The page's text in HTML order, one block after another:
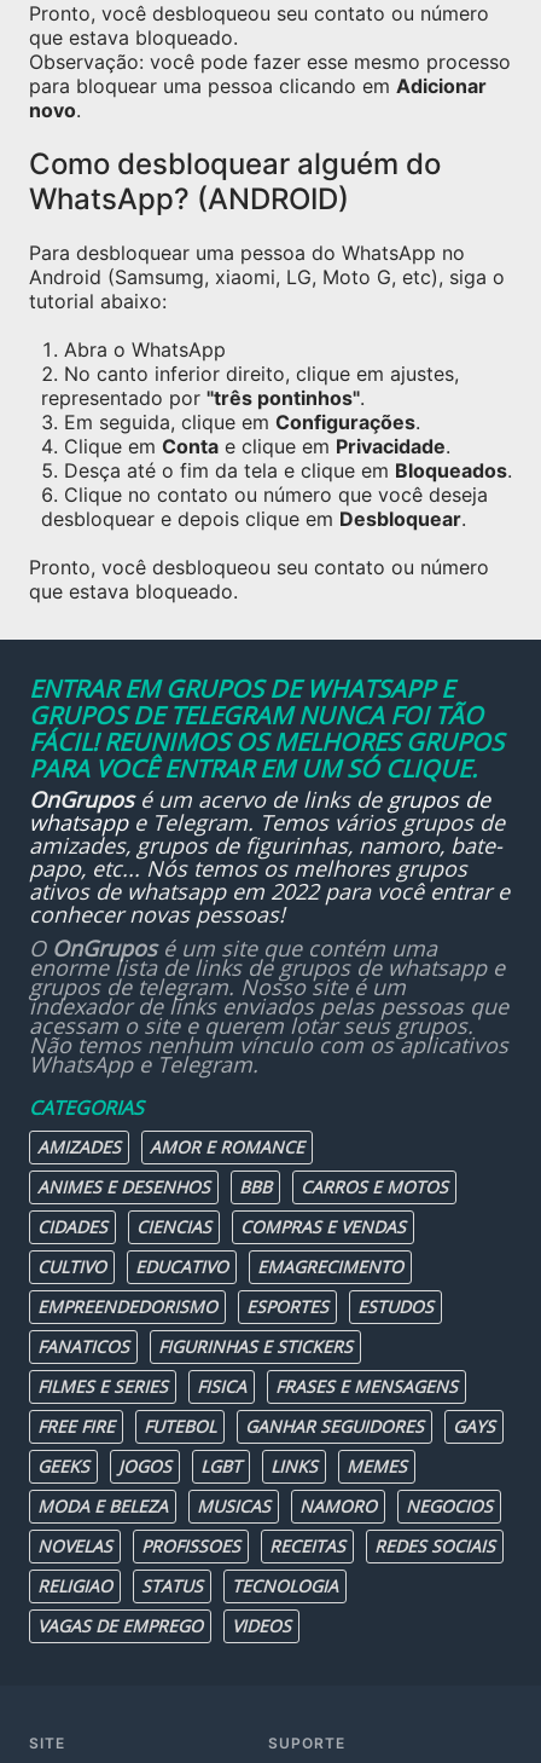
Pronto, você desbloqueou seu contato ou número
que estava bloqueado.
Observação: você pode fazer esse mesmo processo
para bloquear uma pessoa clicando em Adicionar
novo.
Como desbloquear alguém do
WhatsApp? (ANDROID)
Para desbloquear uma pessoa do WhatsApp no
Android (Samsumg, xiaomi, LG, Moto G, etc), siga o
tutorial abaixo:
Abra o WhatsApp
No canto inferior direito, clique em ajustes,
representado por "três pontinhos".
Em seguida, clique em Configurações.
Clique em Conta e clique em Privacidade.
Desça até o fim da tela e clique em Bloqueados.
Clique no contato ou número que você deseja
desbloquear e depois clique em Desbloquear.
Pronto, você desbloqueou seu contato ou número
que estava bloqueado.
ENTRAR EM GRUPOS DE WHATSAPP E
GRUPOS DE TELEGRAM NUNCA FOI TÃO
FÁCIL! REUNIMOS OS MELHORES GRUPOS
PARA VOCÊ ENTRAR EM UM SÓ CLIQUE.
OnGruposé um acervo de links de grupos de
whatsappe Telegram. Temos vários grupos de
amizades, grupos de figurinhas, namoro, bate-
papo, etc... Nós temos os melhores grupos
ativos de whatsapp em 2022 para você entrar e
conhecer novas pessoas!
O OnGruposé um site que contém uma
enorme lista de links de grupos de whatsapp e
grupos de telegram. Nosso site é um
indexador de links enviados pelas pessoas que
acessam o site e querem lotar seus grupos.
Não temos nenhum vínculo com os aplicativos
WhatsApp e Telegram.
CATEGORIAS
AMIZADES
AMOR E ROMANCE
ANIMES E DESENHOS
BBB
CARROS E MOTOS
CIDADES
CIENCIAS
COMPRAS E VENDAS
CULTIVO
EDUCATIVO
EMAGRECIMENTO
EMPREENDEDORISMO
ESPORTES
ESTUDOS
FANATICOS
FIGURINHAS E STICKERS
FILMES E SERIES
FISICA
FRASES E MENSAGENS
FREE FIRE
FUTEBOL GANHAR SEGUIDORES
GAYS
GEEKS
JOGOS LGBT LINKS
MEMES
MODA E BELEZA
MUSICAS NAMORO
NEGOCIOS
NOVELAS
PROFISSOES RECEITAS
REDES SOCIAIS
RELIGIAO
STATUS
TECNOLOGIA
VAGAS DE EMPREGO
VIDEOS
SITE SUPORTE